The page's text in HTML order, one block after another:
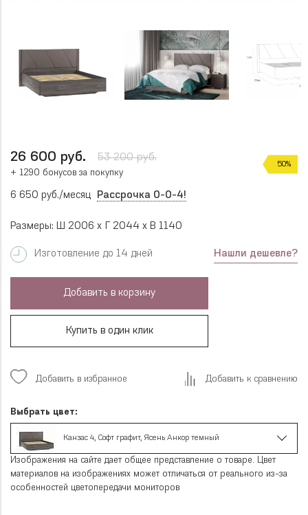
26 600 руб. 53 200 руб.
50%
+ 1290 бонусов за покупку
6 650 руб./месяц Рассрочка 0-0-4!
Размеры: Ш 2006 x Г 2044 x В 1140
Изготовление до 14 дней Нашли дешевле?
Добавить в корзину
Купить в один клик
Добавить в избранное Добавить к сравнению
Выбрать цвет:
Канзас 4, Софт графит, Ясень Анкор темный
Изображения на сайте дает общее представление о товаре. Цвет
материалов на изображениях может отличаться от реального из-за
особенностей цветопередачи мониторов